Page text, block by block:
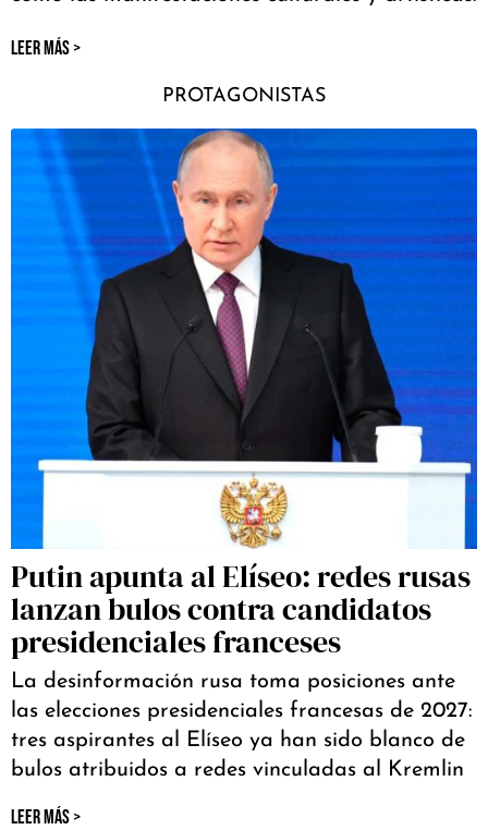
LEER MÁS >
PROTAGONISTAS
Putin apunta al Elíseo: redes rusas
lanzan bulos contra candidatos
presidenciales franceses
La desinformación rusa toma posiciones ante
las elecciones presidenciales francesas de 2027:
tres aspirantes al Elíseo ya han sido blanco de
bulos atribuidos a redes vinculadas al Kremlin
LEER MÁS >